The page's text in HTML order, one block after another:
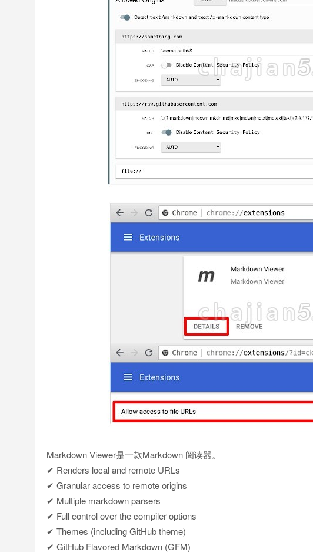
Markdown Viewer是一款Markdown 阅读器。
✔ Renders local and remote URLs
✔ Granular access to remote origins
✔ Multiple markdown parsers
✔ Full control over the compiler options
✔ Themes (including GitHub theme)
✔ GitHub Flavored Markdown (GFM)